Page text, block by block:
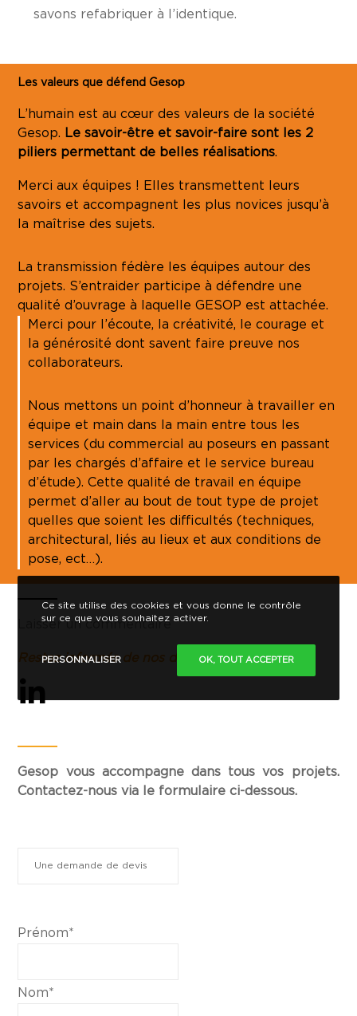
savons refabriquer à l’identique.
Les valeurs que défend Gesop
L’humain est au cœur des valeurs de la société
Gesop. Le savoir-être et savoir-faire sont les 2
piliers permettant de belles réalisations.
Merci aux équipes ! Elles transmettent leurs
savoirs et accompagnent les plus novices jusqu’à
la maîtrise des sujets.
La transmission fédère les équipes autour des
projets. S’entraider participe à défendre une
qualité d’ouvrage à laquelle GESOP est attachée.
Merci pour l’écoute, la créativité, le courage et
la générosité dont savent faire preuve nos
collaborateurs.
Nous mettons un point d’honneur à travailler en
équipe et main dans la main entre tous les
services (du commercial au poseurs en passant
par les chargés d’affaire et le service bureau
d’étude). Cette qualité de travail en équipe
permet d’aller au bout de tout type de projet
quelles que soient les difficultés (techniques,
architectural, liés au lieux et aux conditions de
pose, ect…).
Laisser un commentaire
Restez informés de nos dernières nouveautés !
Gesop vous accompagne dans tous vos projets.
Contactez-nous via le formulaire ci-dessous.
Prénom*
Nom*
Ce site utilise des cookies et vous donne le contrôle
sur ce que vous souhaitez activer.
PERSONNALISER OK, TOUT ACCEPTER